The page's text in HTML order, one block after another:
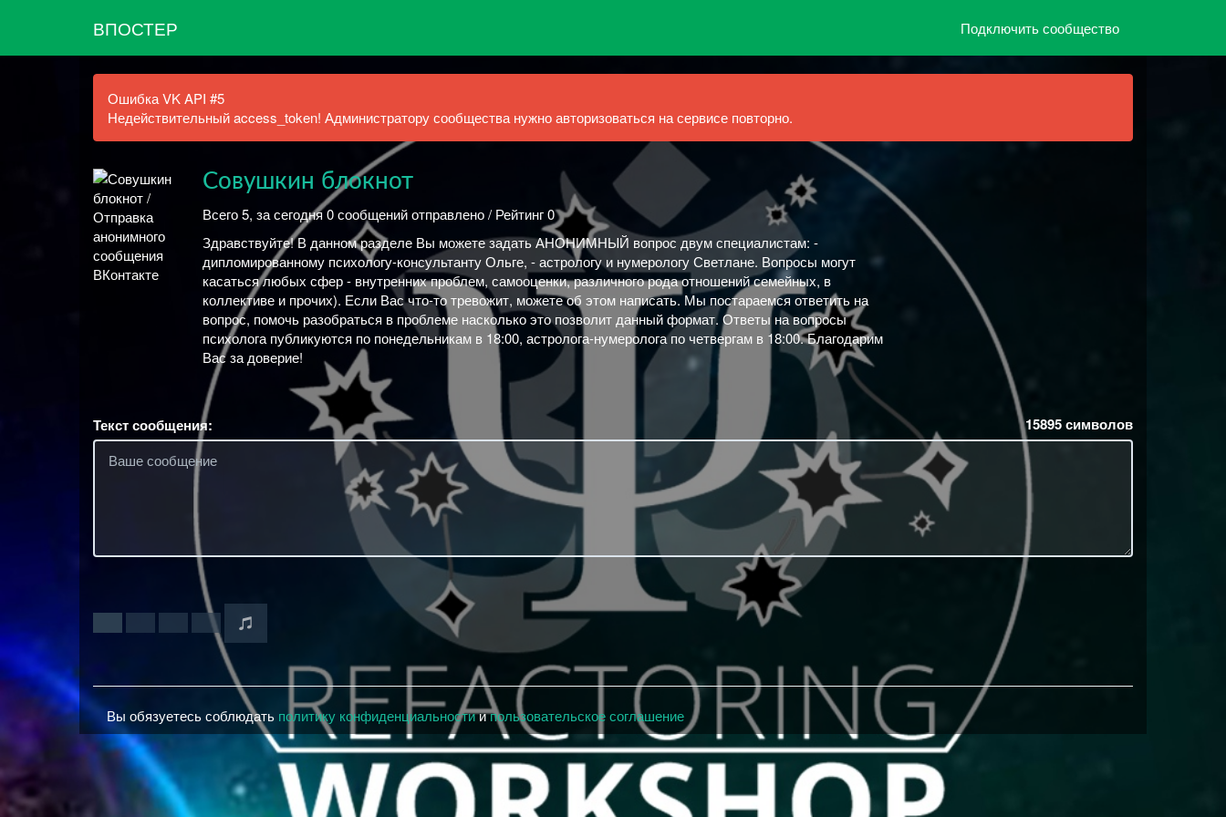
ВПОСТЕР Подключить сообщество
Ошибка VK API #5
Недействительный access_token! Администратору сообщества нужно авторизоваться на сервисе повторно.
Совушкин блокнот
Всего 5, за сегодня 0 сообщений отправлено / Рейтинг 0
Здравствуйте! В данном разделе Вы можете задать АНОНИМНЫЙ вопрос двум специалистам: -
дипломированному психологу-консультанту Ольге, - астрологу и нумерологу Светлане. Вопросы могут
касаться любых сфер - внутренних проблем, самооценки, различного рода отношений семейных, в
коллективе и прочих). Если Вас что-то тревожит, можете об этом написать. Мы постараемся ответить на
вопрос, помочь разобраться в проблеме насколько это позволит данный формат. Ответы на вопросы
психолога публикуются по понедельникам в 18:00, астролога-нумеролога по четвергам в 18:00. Благодарим
Вас за доверие!
Текст сообщения: 15895символов
Вы обязуетесь соблюдать политику конфиденциальностиипользовательское соглашение